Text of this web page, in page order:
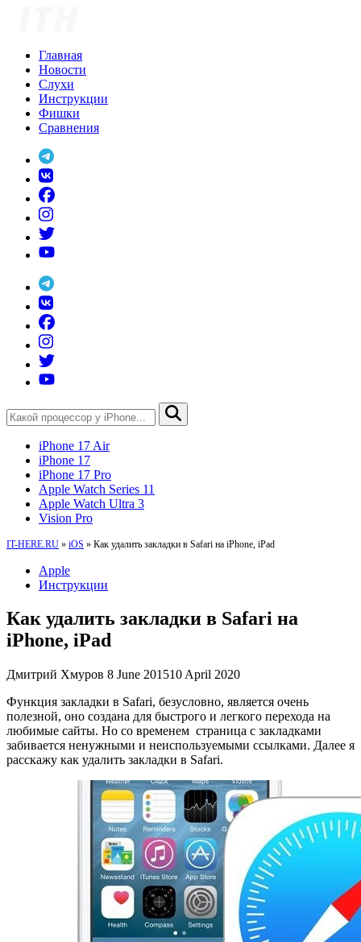
Главная
Новости
Слухи
Инструкции
Фишки
Сравнения
iPhone 17 Air
iPhone 17
iPhone 17 Pro
Apple Watch Series 11
Apple Watch Ultra 3
Vision Pro
IT-HERE.RU » iOS » Как удалить закладки в Safari на iPhone, iPad
Apple
Инструкции
Как удалить закладки в Safari на
iPhone, iPad
Дмитрий Хмуров 8 June 201510 April 2020
Функция закладки в Safari, безусловно, является очень
полезной, оно создана для быстрого и легкого перехода на
любимые сайты. Но со временем страница с закладками
забивается ненужными и неиспользуемыми ссылками. Далее я
расскажу как удалить закладки в Safari.